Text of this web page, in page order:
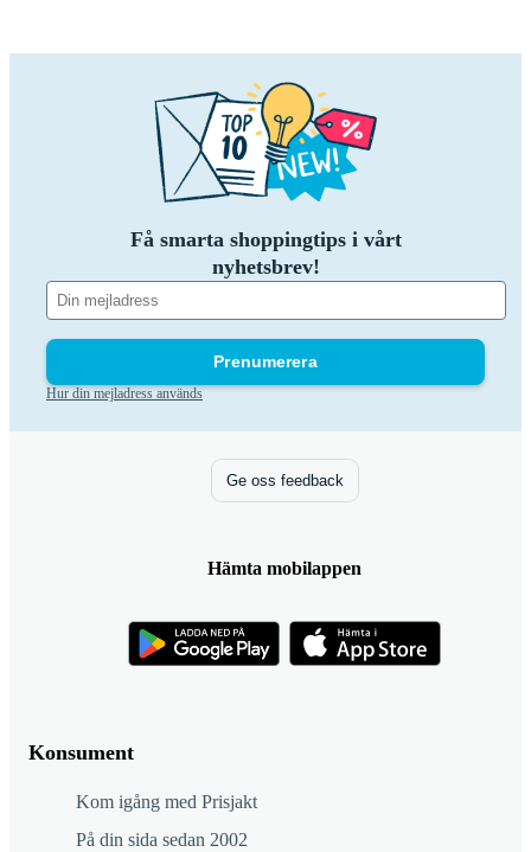
Få smarta shoppingtips i vårt
nyhetsbrev!
Prenumerera
Hur din mejladress används
Konsument
Kom igång med Prisjakt
På din sida sedan 2002
Ge oss feedback
Hämta mobilappen